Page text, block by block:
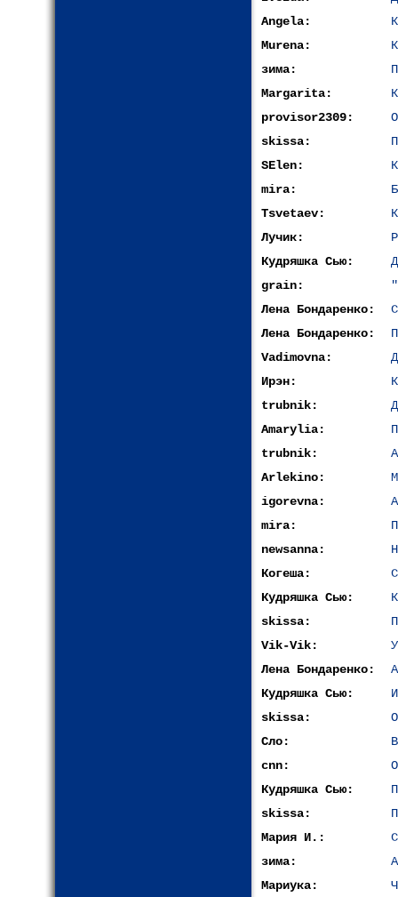
Angela:
Murena:
зима:
Margarita:
provisor2309:
skissa:
SElen:
mira:
Tsvetaev:
Лучик:
Кудряшка Сью:
grain:
Лена Бондаренко:
Лена Бондаренко:
Vadimovna:
Ирэн:
trubnik:
Amarylia:
trubnik:
Arlekino:
igorevna:
mira:
newsanna:
Когеша:
Кудряшка Сью:
skissa:
Vik-Vik:
Лена Бондаренко:
Кудряшка Сью:
skissa:
Сло:
cnn:
Кудряшка Сью:
skissa:
Мария И.:
зима:
Мариука: